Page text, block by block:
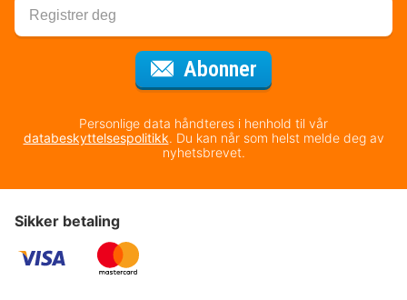
Abonner
Personlige data håndteres i henhold til vår
databeskyttelsespolitikk. Du kan når som helst melde deg av
nyhetsbrevet.
Sikker betaling